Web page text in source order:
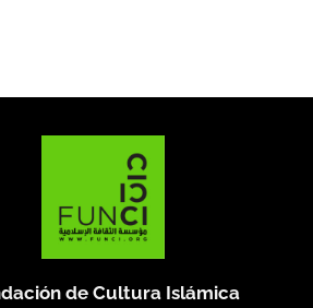
de Cultura Islámica